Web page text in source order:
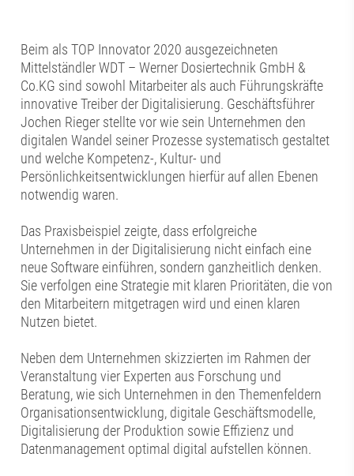
Beim als TOP Innovator 2020 ausgezeichneten
Mittelständler WDT – Werner Dosiertechnik GmbH &
Co.KG sind sowohl Mitarbeiter als auch Führungskräfte
innovative Treiber der Digitalisierung. Geschäftsführer
Jochen Rieger stellte vor wie sein Unternehmen den
digitalen Wandel seiner Prozesse systematisch gestaltet
und welche Kompetenz-, Kultur- und
Persönlichkeitsentwicklungen hierfür auf allen Ebenen
notwendig waren.
Das Praxisbeispiel zeigte, dass erfolgreiche
Unternehmen in der Digitalisierung nicht einfach eine
neue Software einführen, sondern ganzheitlich denken.
Sie verfolgen eine Strategie mit klaren Prioritäten, die von
den Mitarbeitern mitgetragen wird und einen klaren
Nutzen bietet.
Neben dem Unternehmen skizzierten im Rahmen der
Veranstaltung vier Experten aus Forschung und
Beratung, wie sich Unternehmen in den Themenfeldern
Organisationsentwicklung, digitale Geschäftsmodelle,
Digitalisierung der Produktion sowie Effizienz und
Datenmanagement optimal digital aufstellen können.